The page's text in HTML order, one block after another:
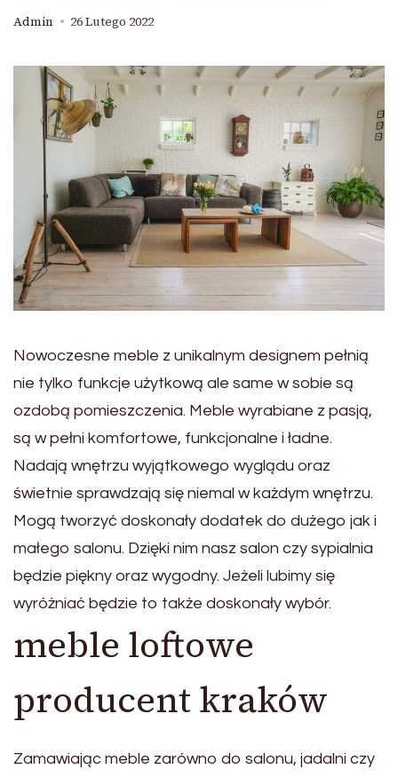
Admin 26 Lutego 2022
Nowoczesne meble z unikalnym designem pełnią
nie tylko funkcje użytkową ale same w sobie są
ozdobą pomieszczenia. Meble wyrabiane z pasją,
są w pełni komfortowe, funkcjonalne i ładne.
Nadają wnętrzu wyjątkowego wyglądu oraz
świetnie sprawdzają się niemal w każdym wnętrzu.
Mogą tworzyć doskonały dodatek do dużego jak i
małego salonu. Dzięki nim nasz salon czy sypialnia
będzie piękny oraz wygodny. Jeżeli lubimy się
wyróżniać będzie to także doskonały wybór.
meble loftowe
producent kraków
Zamawiając meble zarówno do salonu, jadalni czy